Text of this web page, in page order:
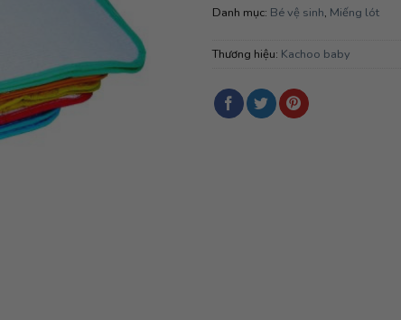
Danh mục: Bé vệ sinh, Miếng lót
Thương hiệu: Kachoo baby